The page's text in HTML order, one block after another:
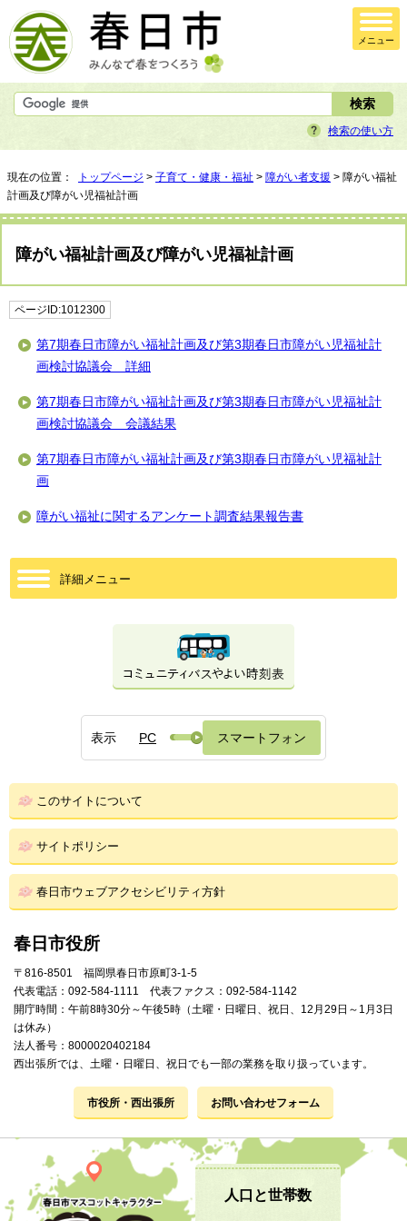
メニュー
検索の使い方
現在の位置： トップページ > 子育て・健康・福祉 > 障がい者支援 > 障がい福祉
計画及び障がい児福祉計画
障がい福祉計画及び障がい児福祉計画
ページID:1012300
第7期春日市障がい福祉計画及び第3期春日市障がい児福祉計
画検討協議会 詳細
第7期春日市障がい福祉計画及び第3期春日市障がい児福祉計
画検討協議会 会議結果
第7期春日市障がい福祉計画及び第3期春日市障がい児福祉計
画
障がい福祉に関するアンケート調査結果報告書
詳細メニュー
表示 PC スマートフォン
このサイトについて
サイトポリシー
春日市ウェブアクセシビリティ方針
春日市役所
〒816-8501 福岡県春日市原町3-1-5
代表電話：092-584-1111 代表ファクス：092-584-1142
開庁時間：午前8時30分～午後5時（土曜・日曜日、祝日、12月29日～1月3日
は休み）
法人番号：8000020402184
西出張所では、土曜・日曜日、祝日でも一部の業務を取り扱っています。
市役所・西出張所 お問い合わせフォーム
人口と世帯数